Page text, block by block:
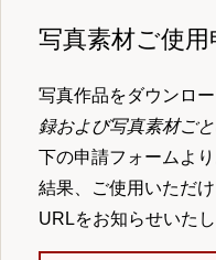
写真素材ご使
写真作品をダウンロ
録および写真素材ご
下の申請フォームよ
結果、ご使用いただ
URLをお知らせいたし